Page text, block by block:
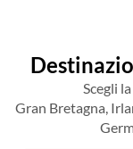
Scegli
Gran Bretagna,